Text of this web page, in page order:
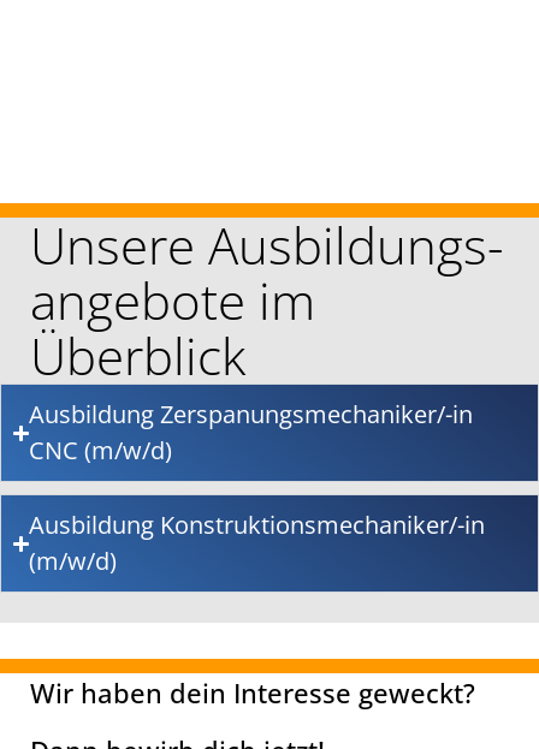
Unsere Ausbildungs-
angebote im
Überblick
Ausbildung Zerspanungsmechaniker/-in
CNC (m/w/d)
Ausbildung Konstruktionsmechaniker/-in
(m/w/d)
Wir haben dein Interesse geweckt?